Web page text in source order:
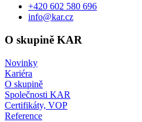
+420 602 580 696
info@kar.cz
O skupině KAR
Novinky
Kariéra
O skupině
Společnosti KAR
Certifikáty, VOP
Reference